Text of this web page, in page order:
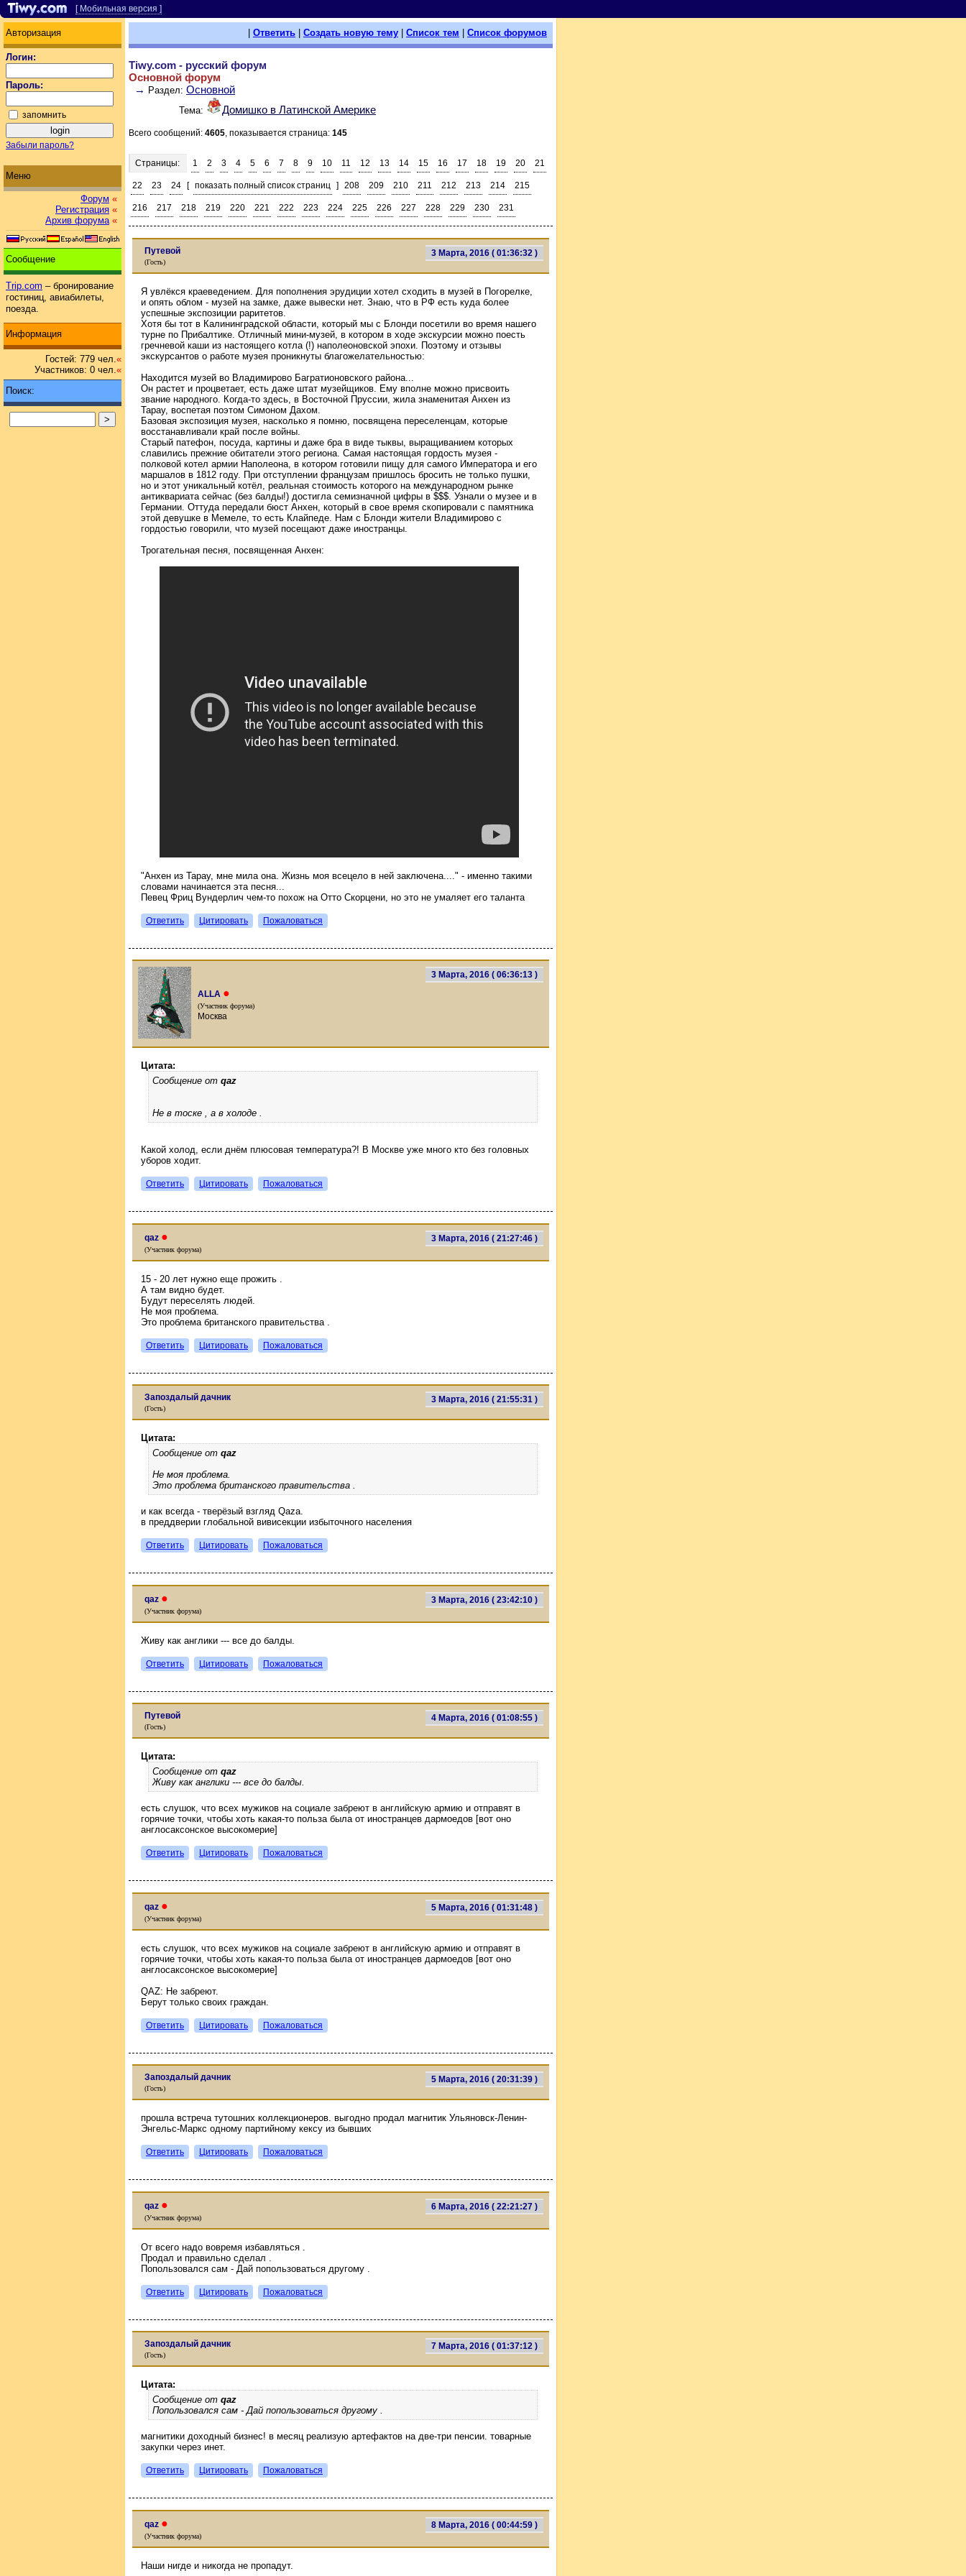
[ Мобильная версия ]
Авторизация
Логин:
Пароль:
запомнить
Забыли пароль?
Меню
Форум «
Регистрация «
Архив форума «
Сообщение
Trip.com – бронирование
гостиниц, авиабилеты,
поезда.
Информация
Гостей: 779 чел.«
Участников: 0 чел.«
Поиск:
Ответить Создать новую тему Список тем Список форумов
Tiwy.com - русский форум
Основной форум
→ Раздел: Основной
Тема: Домишко в Латинской Америке
Всего сообщений: 4605, показывается страница: 145
Страницы: 1 2 3 4 5 6 7 8 9 10 11 12 13 14 15 16 17 18 19 20 21
22 23 24 [ показать полный список страниц ] 208 209 210 211 212 213 214 215
216 217 218 219 220 221 222 223 224 225 226 227 228 229 230 231
3 Марта, 2016 ( 01:36:32 )
Путевой
(Гость)
Я увлёкся краеведением. Для пополнения эрудиции хотел сходить в музей в Погорелке,
и опять облом - музей на замке, даже вывески нет. Знаю, что в РФ есть куда более
успешные экспозиции раритетов.
Хотя бы тот в Калининградской области, который мы с Блонди посетили во время нашего
турне по Прибалтике. Отличный мини-музей, в котором в ходе экскурсии можно поесть
гречневой каши из настоящего котла (!) наполеоновской эпохи. Поэтому и отзывы
экскурсантов о работе музея проникнуты благожелательностью:
Находится музей во Владимирово Багратионовского района...
Он растет и процветает, есть даже штат музейщиков. Ему вполне можно присвоить
звание народного. Когда-то здесь, в Восточной Пруссии, жила знаменитая Анхен из
Тарау, воспетая поэтом Симоном Дахом.
Базовая экспозиция музея, насколько я помню, посвящена переселенцам, которые
восстанавливали край после войны.
Старый патефон, посуда, картины и даже бра в виде тыквы, выращиванием которых
славились прежние обитатели этого региона. Самая настоящая гордость музея -
полковой котел армии Наполеона, в котором готовили пищу для самого Императора и его
маршалов в 1812 году. При отступлении французам пришлось бросить не только пушки,
но и этот уникальный котёл, реальная стоимость которого на международном рынке
антиквариата сейчас (без балды!) достигла семизначной цифры в $$$. Узнали о музее и в
Германии. Оттуда передали бюст Анхен, который в свое время скопировали с памятника
этой девушке в Мемеле, то есть Клайпеде. Нам с Блонди жители Владимирово с
гордостью говорили, что музей посещают даже иностранцы.
Трогательная песня, посвященная Анхен:
"Анхен из Тарау, мне мила она. Жизнь моя всецело в ней заключена...." - именно такими
словами начинается эта песня...
Певец Фриц Вундерлич чем-то похож на Отто Скорцени, но это не умаляет его таланта
Ответить Цитировать Пожаловаться
3 Марта, 2016 ( 06:36:13 )
ALLA ●
(Участник форума)
Москва
Цитата:
Сообщение от qaz
Не в тоске , а в холоде .
Какой холод, если днём плюсовая температура?! В Москве уже много кто без головных
уборов ходит.
Ответить Цитировать Пожаловаться
3 Марта, 2016 ( 21:27:46 )
qaz ●
(Участник форума)
15 - 20 лет нужно еще прожить .
А там видно будет.
Будут переселять людей.
Не моя проблема.
Это проблема британского правительства .
Ответить Цитировать Пожаловаться
3 Марта, 2016 ( 21:55:31 )
Запоздалый дачник
(Гость)
Цитата:
Сообщение от qaz
Не моя проблема.
Это проблема британского правительства .
и как всегда - тверёзый взгляд Qaza.
в преддверии глобальной вивисекции избыточного населения
Ответить Цитировать Пожаловаться
3 Марта, 2016 ( 23:42:10 )
qaz ●
(Участник форума)
Живу как англики --- все до балды.
Ответить Цитировать Пожаловаться
4 Марта, 2016 ( 01:08:55 )
Путевой
(Гость)
Цитата:
Сообщение от qaz
Живу как англики --- все до балды.
есть слушок, что всех мужиков на социале забреют в английскую армию и отправят в
горячие точки, чтобы хоть какая-то польза была от иностранцев дармоедов [вот оно
англосаксонское высокомерие]
Ответить Цитировать Пожаловаться
5 Марта, 2016 ( 01:31:48 )
qaz ●
(Участник форума)
есть слушок, что всех мужиков на социале забреют в английскую армию и отправят в
горячие точки, чтобы хоть какая-то польза была от иностранцев дармоедов [вот оно
англосаксонское высокомерие]
QAZ: Не забреют.
Берут только своих граждан.
Ответить Цитировать Пожаловаться
5 Марта, 2016 ( 20:31:39 )
Запоздалый дачник
(Гость)
прошла встреча тутошних коллекционеров. выгодно продал магнитик Ульяновск-Ленин-
Энгельс-Маркс одному партийному кексу из бывших
Ответить Цитировать Пожаловаться
6 Марта, 2016 ( 22:21:27 )
qaz ●
(Участник форума)
От всего надо вовремя избавляться .
Продал и правильно сделал .
Попользовался сам - Дай попользоваться другому .
Ответить Цитировать Пожаловаться
7 Марта, 2016 ( 01:37:12 )
Запоздалый дачник
(Гость)
Цитата:
Сообщение от qaz
Попользовался сам - Дай попользоваться другому .
магнитики доходный бизнес! в месяц реализую артефактов на две-три пенсии. товарные
закупки через инет.
Ответить Цитировать Пожаловаться
8 Марта, 2016 ( 00:44:59 )
qaz ●
(Участник форума)
Наши нигде и никогда не пропадут.